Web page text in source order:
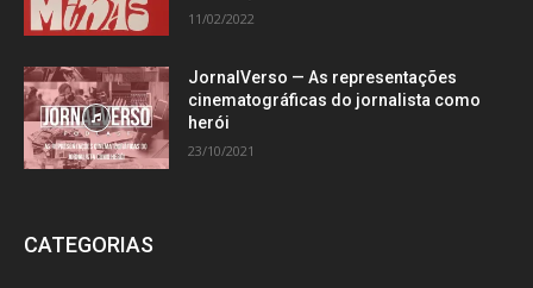
11/02/2022
JornalVerso — As representações
cinematográficas do jornalista como
herói
23/10/2021
CATEGORIAS